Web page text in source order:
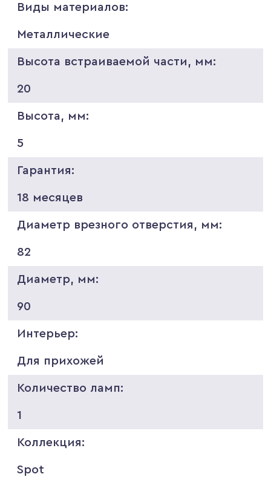
Виды материалов:
Металлические
Высота встраиваемой части, мм:
20
Высота, мм:
5
Гарантия:
18 месяцев
Диаметр врезного отверстия, мм:
82
Диаметр, мм:
90
Интерьер:
Для прихожей
Количество ламп:
1
Коллекция:
Spot